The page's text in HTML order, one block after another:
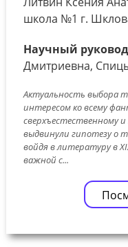
школа №1 г.
Научный
Дмитриевна,
Актуальность выбора
интересом ко всему
сверхъестественному
выдвинули гипотезу о
войдя в литературу в
важной с...